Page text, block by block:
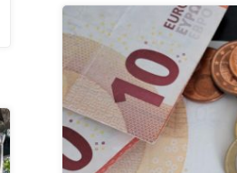
and
Chemicals
Conference
2026"